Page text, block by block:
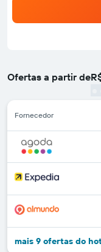
Ofertas a partir de
Fornecedor
mais 9 ofertas do